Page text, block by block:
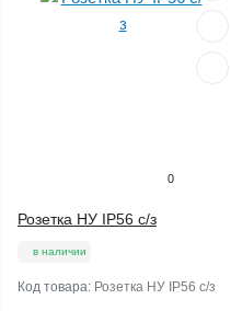
0
Розетка НУ IP56 с/з
в наличии
Код товара: Розетка НУ IP56 с/з